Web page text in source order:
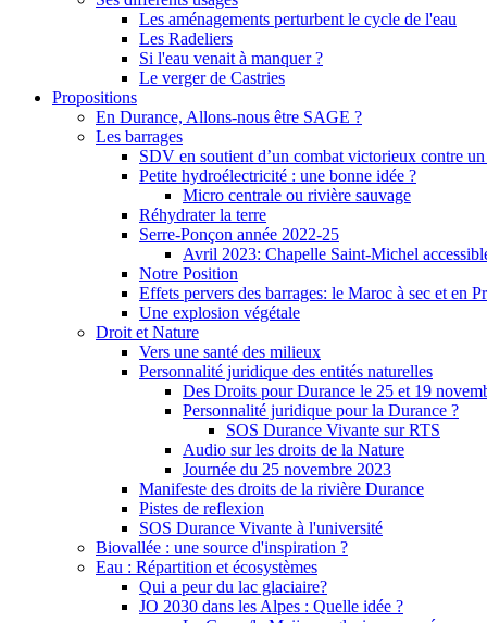
Les aménagements perturbent le cycle de l'eau
Les Radeliers
Si l'eau venait à manquer ?
Le verger de Castries
Propositions
En Durance, Allons-nous être SAGE ?
Les barrages
SDV en soutient d’un combat victorieux contre un
Petite hydroélectricité : une bonne idée ?
Micro centrale ou rivière sauvage
Réhydrater la terre
Serre-Ponçon année 2022-25
Avril 2023: Chapelle Saint-Michel
Notre Position
Effets pervers des barrages: le Maroc à sec et en
Une explosion végétale
Droit et Nature
Vers une santé des milieux
Personnalité juridique des entités naturelles
Des Droits pour Durance le 25 et 19
Personnalité juridique pour la Durance ?
SOS Durance Vivante sur RTS
Audio sur les droits de la Nature
Journée du 25 novembre 2023
Manifeste des droits de la rivière Durance
Pistes de reflexion
SOS Durance Vivante à l'université
Biovallée : une source d'inspiration ?
Eau : Répartition et écosystèmes
Qui a peur du lac glaciaire?
JO 2030 dans les Alpes : Quelle idée ?